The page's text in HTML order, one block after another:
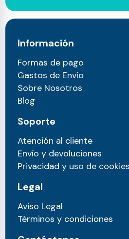
Información
Formas de pago
Gastos de Envío
Sobre Nosotros
Blog
Soporte
Atención al cliente
Envío y devoluciones
Privacidad y uso de cookies
Legal
Aviso Legal
Términos y condiciones